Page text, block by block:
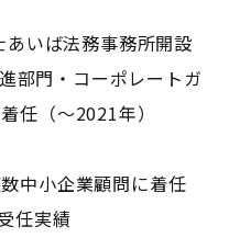
いば法務事務所開設
部門・コーポレートガ
任（～2021年）
中小企業顧問に着任
任実績